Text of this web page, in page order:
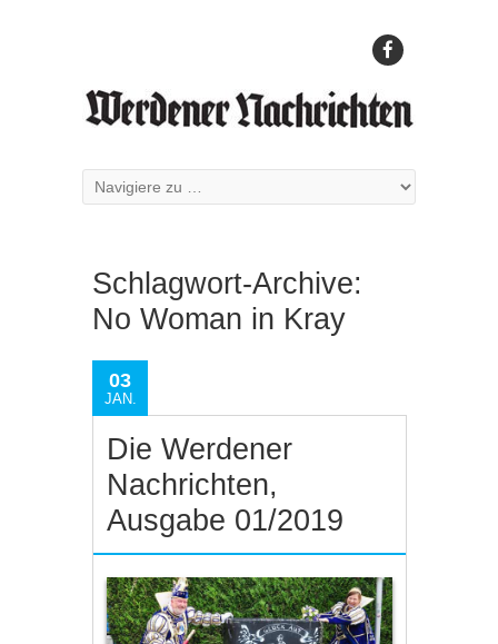
Schlagwort-Archive:
No Woman in Kray
03
JAN.
Die Werdener
Nachrichten,
Ausgabe 01/2019